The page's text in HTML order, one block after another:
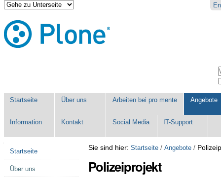
Direkt
zum
Inhalt
|
Direkt
zur
Benutzerspezifische
Werkzeuge
Startseite Über uns Arbeiten bei pro mente Angebote
Information Kontakt Social Media IT-Support
Sie sind hier: Startseite / Angebote /
Polizeiprojekt
Startseite
Über uns